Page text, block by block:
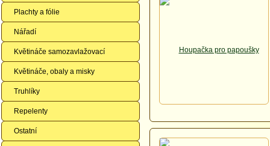
Plachty a fólie
Nářadí
Květináče samozavlažovací
Květináče, obaly a misky
Truhlíky
Repelenty
Ostatní